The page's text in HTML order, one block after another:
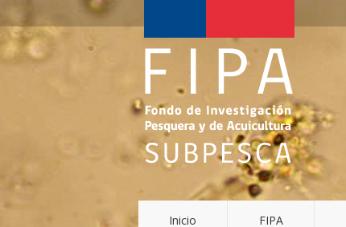
de
Investigación
Pesquera
y
Acuicultura
(FIPA)-
Inicio FIPA